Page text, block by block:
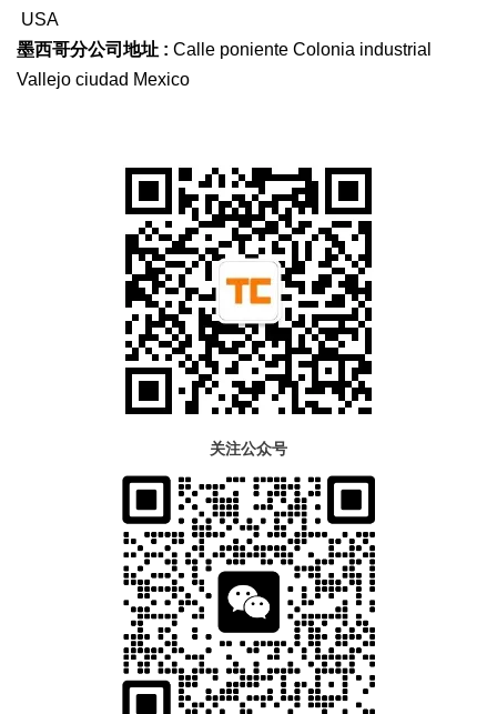
USA
墨西哥分公司地址 : Calle poniente Colonia industrial
Vallejo ciudad Mexico
关注公众号